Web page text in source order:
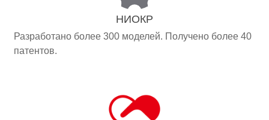
НИОКР
Разработано более 300 моделей. Получено более 40
патентов.